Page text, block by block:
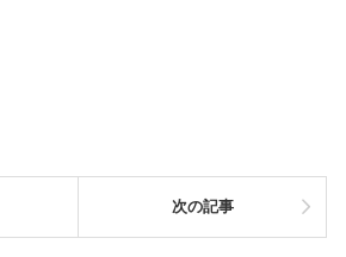
次の記事